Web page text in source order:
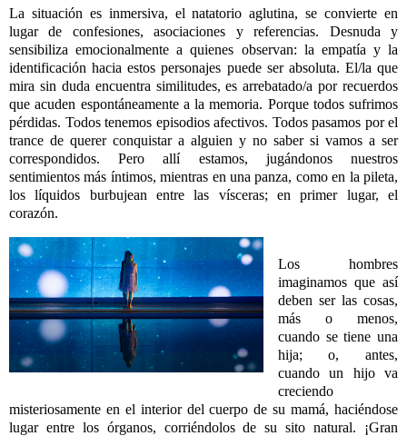
La situación es inmersiva, el natatorio aglutina, se convierte en
lugar de confesiones, asociaciones y referencias. Desnuda y
sensibiliza emocionalmente a quienes observan: la empatía y la
identificación hacia estos personajes puede ser absoluta. El/la que
mira sin duda encuentra similitudes, es arrebatado/a por recuerdos
que acuden espontáneamente a la memoria. Porque todos sufrimos
pérdidas. Todos tenemos episodios afectivos. Todos pasamos por el
trance de querer conquistar a alguien y no saber si vamos a ser
correspondidos. Pero allí estamos, jugándonos nuestros
sentimientos más íntimos, mientras en una panza, como en la pileta,
los líquidos burbujean entre las vísceras; en primer lugar, el
corazón.
Los hombres
imaginamos que así
deben ser las cosas,
más o menos,
cuando se tiene una
hija; o, antes,
cuando un hijo va
creciendo
misteriosamente en el interior del cuerpo de su mamá, haciéndose
lugar entre los órganos, corriéndolos de su sito natural. ¡Gran